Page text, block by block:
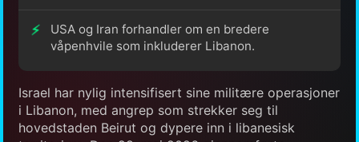
USA og Iran forhandler om en bredere
våpenhvile som inkluderer Libanon.
Israel har nylig intensifisert sine militære operasjoner
i Libanon, med angrep som strekker seg til
hovedstaden Beirut og dypere inn i libanesisk